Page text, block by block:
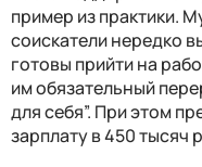
пример из практики.
соискатели нередко
готовы прийти на
им обязательный
для себя”. При этом
зарплату в 450 тысяч